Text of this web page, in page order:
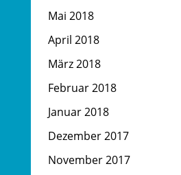
Mai 2018
April 2018
März 2018
Februar 2018
Januar 2018
Dezember 2017
November 2017